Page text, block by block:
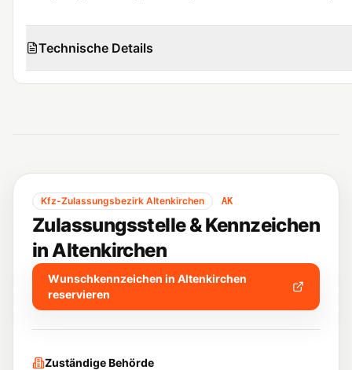
Technische Details
Kfz-Zulassungsbezirk Altenkirchen AK
Zulassungsstelle & Kennzeichen
inAltenkirchen
Wunschkennzeichen in Altenkirchen
reservieren
Zuständige Behörde